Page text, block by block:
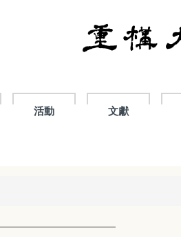
活動 文獻